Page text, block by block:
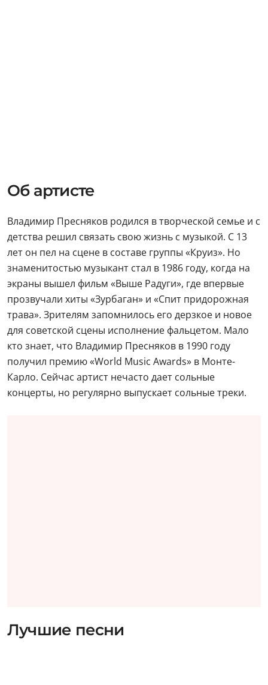
Об артисте
Владимир Пресняков родился в творческой семье и с
детства решил связать свою жизнь с музыкой. С 13
лет он пел на сцене в составе группы «Круиз». Но
знаменитостью музыкант стал в 1986 году, когда на
экраны вышел фильм «Выше Радуги», где впервые
прозвучали хиты «Зурбаган» и «Спит придорожная
трава». Зрителям запомнилось его дерзкое и новое
для советской сцены исполнение фальцетом. Мало
кто знает, что Владимир Пресняков в 1990 году
получил премию «World Music Awards» в Монте-
Карло. Сейчас артист нечасто дает сольные
концерты, но регулярно выпускает сольные треки.
Лучшие песни